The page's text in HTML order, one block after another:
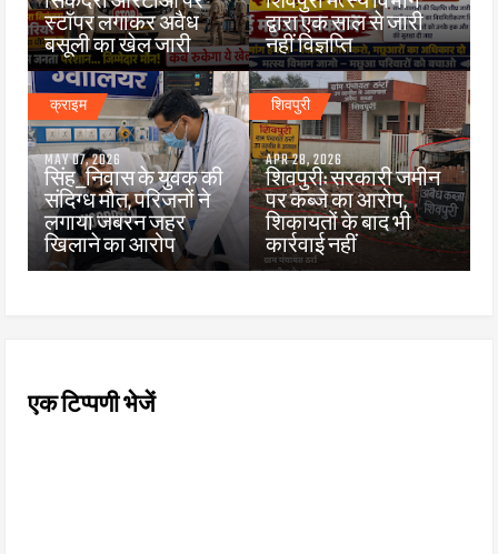
स्टॉपर लगाकर अवैध
बसूली का खेल जारी
द्वारा एक साल से जारी
नहीं विज्ञप्ति
क्राइम
MAY 07, 2026
सिंह_निवास के युवक की
संदिग्ध मौत, परिजनों ने
लगाया जबरन जहर
खिलाने का आरोप
शिवपुरी
APR 28, 2026
शिवपुरी: सरकारी जमीन
पर कब्जे का आरोप,
शिकायतों के बाद भी
कार्रवाई नहीं
एक टिप्पणी भेजें